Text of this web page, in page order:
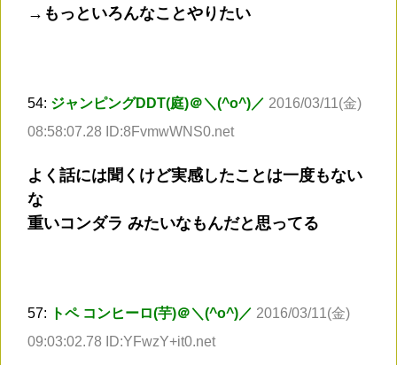
→もっといろんなことやりたい
54: ジャンピングDDT(庭)＠＼(^o^)／ 2016/03/11(金)
08:58:07.28 ID:8FvmwWNS0.net
よく話には聞くけど実感したことは一度もない
な
重いコンダラ みたいなもんだと思ってる
57: トペ コンヒーロ(芋)＠＼(^o^)／ 2016/03/11(金)
09:03:02.78 ID:YFwzY+it0.net